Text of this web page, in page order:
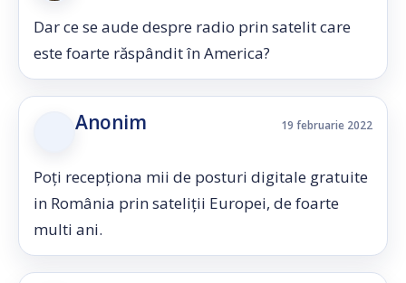
Dar ce se aude despre radio prin satelit care
este foarte răspândit în America?
Anonim 19 februarie 2022
Poți recepționa mii de posturi digitale gratuite
in România prin sateliții Europei, de foarte
multi ani.